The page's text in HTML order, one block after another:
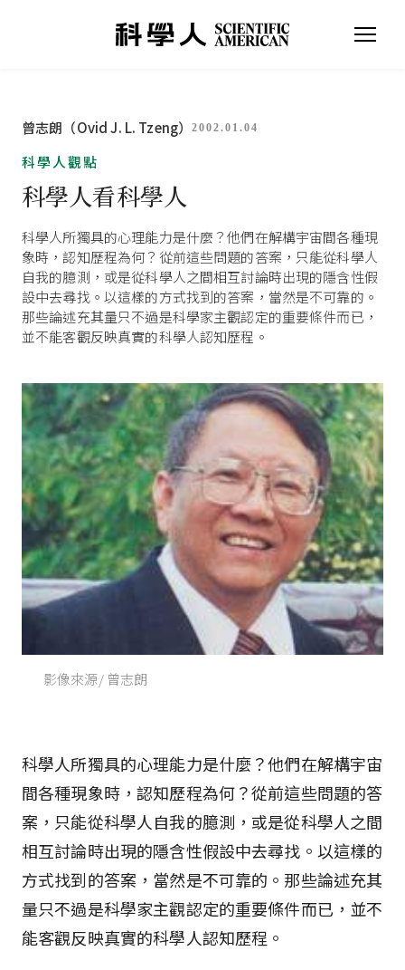
曾志朗（Ovid J. L. Tzeng）2002.01.04
科學人觀點
科學人看科學人
科學人所獨具的心理能力是什麼？他們在解構宇宙間各種現
象時，認知歷程為何？從前這些問題的答案，只能從科學人
自我的臆測，或是從科學人之間相互討論時出現的隱含性假
設中去尋找。以這樣的方式找到的答案，當然是不可靠的。
那些論述充其量只不過是科學家主觀認定的重要條件而已，
並不能客觀反映真實的科學人認知歷程。
影像來源/ 曾志朗
科學人所獨具的心理能力是什麼？他們在解構宇宙
間各種現象時，認知歷程為何？從前這些問題的答
案，只能從科學人自我的臆測，或是從科學人之間
相互討論時出現的隱含性假設中去尋找。以這樣的
方式找到的答案，當然是不可靠的。那些論述充其
量只不過是科學家主觀認定的重要條件而已，並不
能客觀反映真實的科學人認知歷程。